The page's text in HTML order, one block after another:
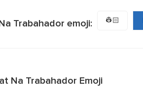
Trabahador emoji: 👷🏻
Na Trabahador Emoji